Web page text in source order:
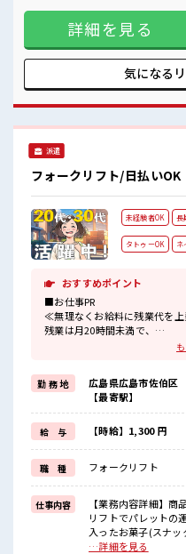
時間があれば昼寝もしちゃお
ロッカーあり！
安心してお仕事に集中♪
残業多め！
稼ぎたい方は必見！
す！ (規定有)≪機能
服装の悩み解消♪ ≪
ンジするのは不安だ
す！ イチからスキル
う！ ≪様々なお仕事
る、 派遣のお仕事です！ ■職場の雰囲気 明るすぎ
あれば昼寝もしちゃ
集中♪ 残業多め！ 稼
詳細を見る
気になる
派遣
フォークリフト/日払いOK
未経験者OK 長
タトゥーOK ネ
おすすめポイント
■お仕事PR
≪無理なくお給料に残業代を
残業は月20時間未満で、
明るすぎたり奇抜でなければ基
(規定有)≪ラクラク制服アリ≫
制服があるので、
毎日の服装の悩み解消♪
≪未経験の方も大カンゲイ≫
新しいことにチャレンジするの
しっかり働く環境が整っていま
イチからスキルUP・ステップ
≪自分に向いている仕事が探
困った事などがあれば、
担当がしっかりサポートしま
■職場の雰囲気
勤 務 地
広島県広島市佐伯区
【最寄駅】
給 与 【時給】1,300 円
職 種 フォークリフト
仕事内容
【業務内容詳細】商
リフトでパレットの
入ったお菓子(スナ
レットを運搬 ■お仕事PR ≪無理なくお給料に残業代を上乗せ
…詳細を見る